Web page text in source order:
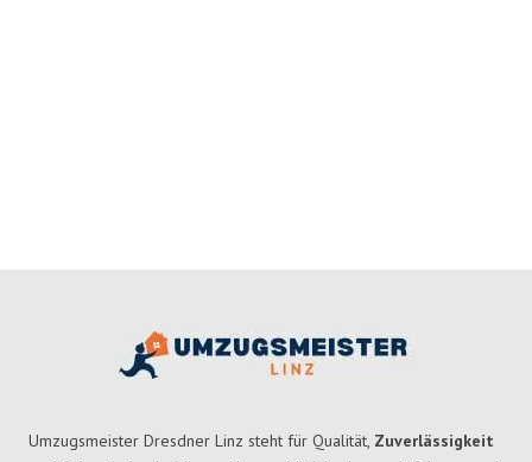
Umzugsmeister Dresdner Linz steht für Qualität, Zuverlässigkeit